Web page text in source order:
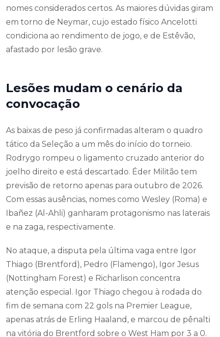
nomes considerados certos. As maiores dúvidas giram
em torno de Neymar, cujo estado físico Ancelotti
condiciona ao rendimento de jogo, e de Estêvão,
afastado por lesão grave.
Lesões mudam o cenário da
convocação
As baixas de peso já confirmadas alteram o quadro
tático da Seleção a um mês do início do torneio.
Rodrygo rompeu o ligamento cruzado anterior do
joelho direito e está descartado. Éder Militão tem
previsão de retorno apenas para outubro de 2026.
Com essas ausências, nomes como Wesley (Roma) e
Ibañez (Al-Ahli) ganharam protagonismo nas laterais
e na zaga, respectivamente.
No ataque, a disputa pela última vaga entre Igor
Thiago (Brentford), Pedro (Flamengo), Igor Jesus
(Nottingham Forest) e Richarlison concentra
atenção especial. Igor Thiago chegou à rodada do
fim de semana com 22 gols na Premier League,
apenas atrás de Erling Haaland, e marcou de pênalti
na vitória do Brentford sobre o West Ham por 3 a 0.